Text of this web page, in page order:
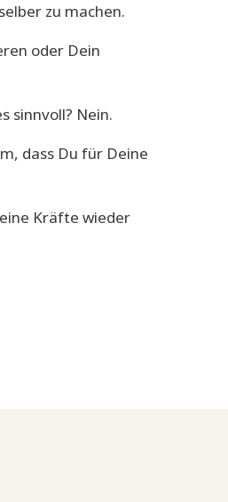
zu machen.
oder Dein
sinnvoll? Nein.
dass Du für Deine
Kräfte wieder